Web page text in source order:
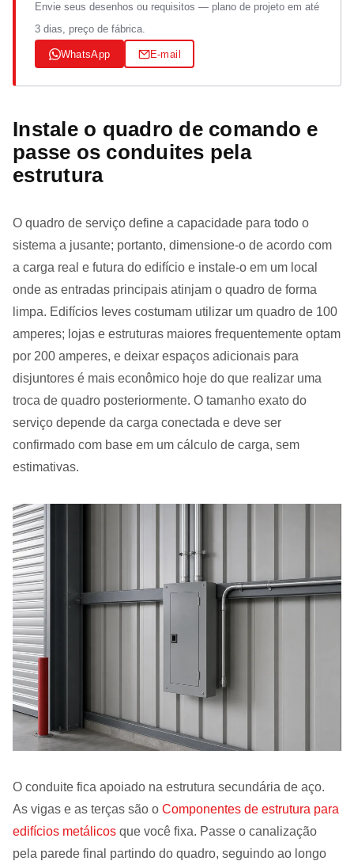
Envie seus desenhos ou requisitos — plano de projeto em até
3 dias, preço de fábrica.
WhatsApp E-mail
Instale o quadro de comando e
passe os conduites pela
estrutura
O quadro de serviço define a capacidade para todo o
sistema a jusante; portanto, dimensione-o de acordo com
a carga real e futura do edifício e instale-o em um local
onde as entradas principais atinjam o quadro de forma
limpa. Edifícios leves costumam utilizar um quadro de 100
amperes; lojas e estruturas maiores frequentemente optam
por 200 amperes, e deixar espaços adicionais para
disjuntores é mais econômico hoje do que realizar uma
troca de quadro posteriormente. O tamanho exato do
serviço depende da carga conectada e deve ser
confirmado com base em um cálculo de carga, sem
estimativas.
O conduite fica apoiado na estrutura secundária de aço.
As vigas e as terças são o Componentes de estrutura para
edifícios metálicos que você fixa. Passe o canalização
pela parede final partindo do quadro, seguindo ao longo